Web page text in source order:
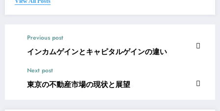
Previous post
インカムゲインとキャピタルゲインの違い
Next post
東京の不動産市場の現状と展望